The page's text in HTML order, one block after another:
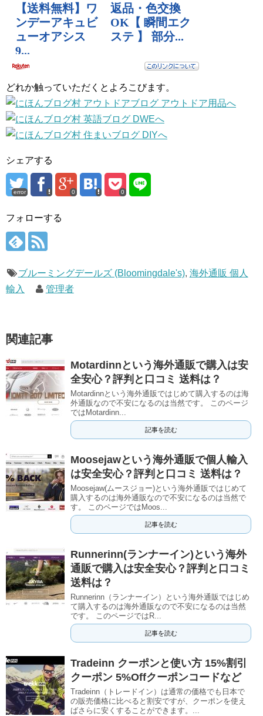
どれか触っていただくとよろこびます。
シェアする
error 0 0
フォローする
ブルーミングデールズ (Bloomingdale's), 海外通販 個人
輸入
管理者
関連記事
Motardinnという海外通販で購入は安
全安心？評判と口コミ 送料は？
Motardinnという海外通販ではじめて購入するのは海
外通販なので不安になるのは当然です。 このページ
ではMotardinn...
記事を読む
Moosejawという海外通販で個人輸入
は安全安心？評判と口コミ 送料は？
Moosejaw(ムースジョー)という海外通販ではじめて
購入するのは海外通販なので不安になるのは当然で
す。 このページではMoos...
記事を読む
Runnerinn(ランナーイン)という海外
通販で購入は安全安心？評判と口コミ
送料は？
Runnerinn（ランナーイン）という海外通販ではじめ
て購入するのは海外通販なので不安になるのは当然
です。 このページではR...
記事を読む
Tradeinn クーポンと使い方 15%割引
クーポン 5%Offクーポンコードなど
Tradeinn（トレードイン）は通常の価格でも日本で
の販売価格に比べると割安ですが、クーポンを使え
ばさらに安くすることができます。...